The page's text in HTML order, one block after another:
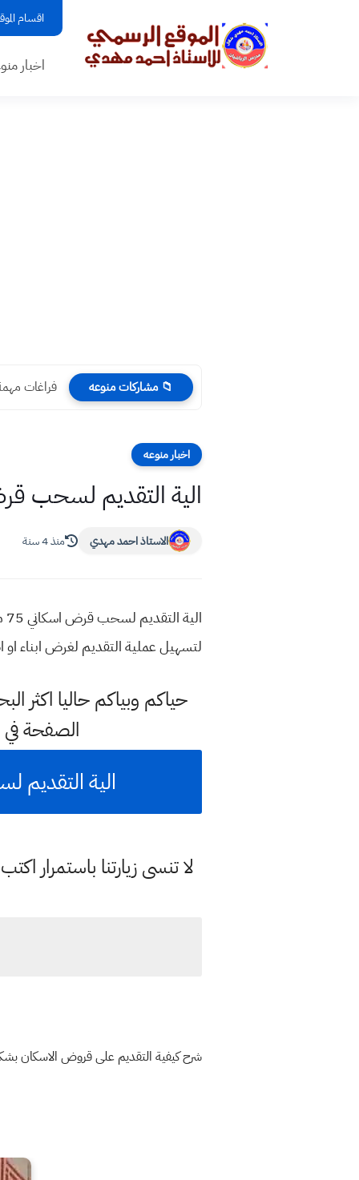
اقسام
اخبار
📁 مشاركات منوعه فراغات
اخبار منوعه
الية التقديم لسحب قرض اسكاني 75 مليون
الاستاذ احمد مهدي منذ 4 سنة
لتسهيل عملية التقديم لغرض ابناء او اضافة البناء لمدة تسديد 20 سنة تعرف على
حياكم وبياكم حاليا
الصفحة
الية التقديم لسحب قرض
لا تنسى زيارتنا باستمرار
شرح كيفية التقديم على قروض الاسكان بشكل